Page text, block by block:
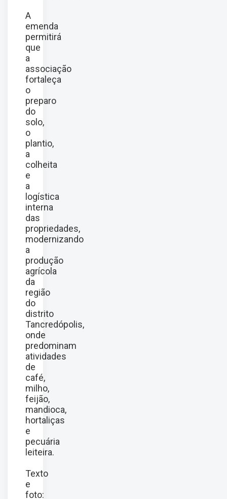
A
emenda
permitirá
que
a
associação
fortaleça
o
preparo
do
solo,
o
plantio,
a
colheita
e
a
logística
interna
das
propriedades,
modernizando
a
produção
agrícola
da
região
do
distrito
Tancredópolis,
onde
predominam
atividades
de
café,
milho,
feijão,
mandioca,
hortaliças
e
pecuária
leiteira.
Texto
e
foto: